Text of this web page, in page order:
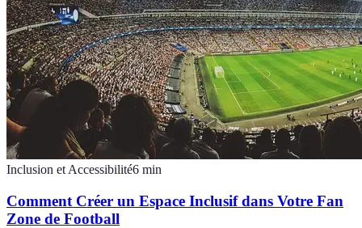
Inclusion et Accessibilité6 min
Comment Créer un Espace Inclusif dans Votre Fan
Zone de Football